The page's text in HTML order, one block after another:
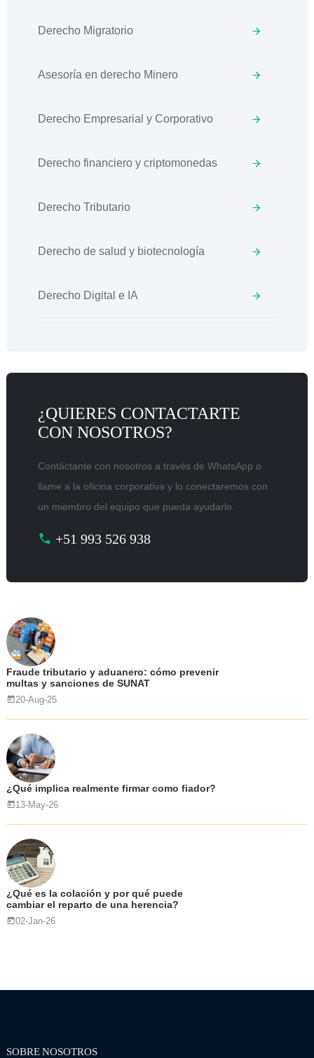
Derecho Migratorio
Asesoría en derecho Minero
Derecho Empresarial y Corporativo
Derecho financiero y criptomonedas
Derecho Tributario
Derecho de salud y biotecnología
Derecho Digital e IA
¿QUIERES CONTACTARTE
CON NOSOTROS?
Contáctante con nosotros a través de WhatsApp o
llame a la oficina corporativa y lo conectaremos con
un miembro del equipo que pueda ayudarlo.
+51 993 526 938
Fraude tributario y aduanero: cómo prevenir
multas y sanciones de SUNAT
20-Aug-25
¿Qué implica realmente firmar como fiador?
13-May-26
¿Qué es la colación y por qué puede
cambiar el reparto de una herencia?
02-Jan-26
SOBRE NOSOTROS